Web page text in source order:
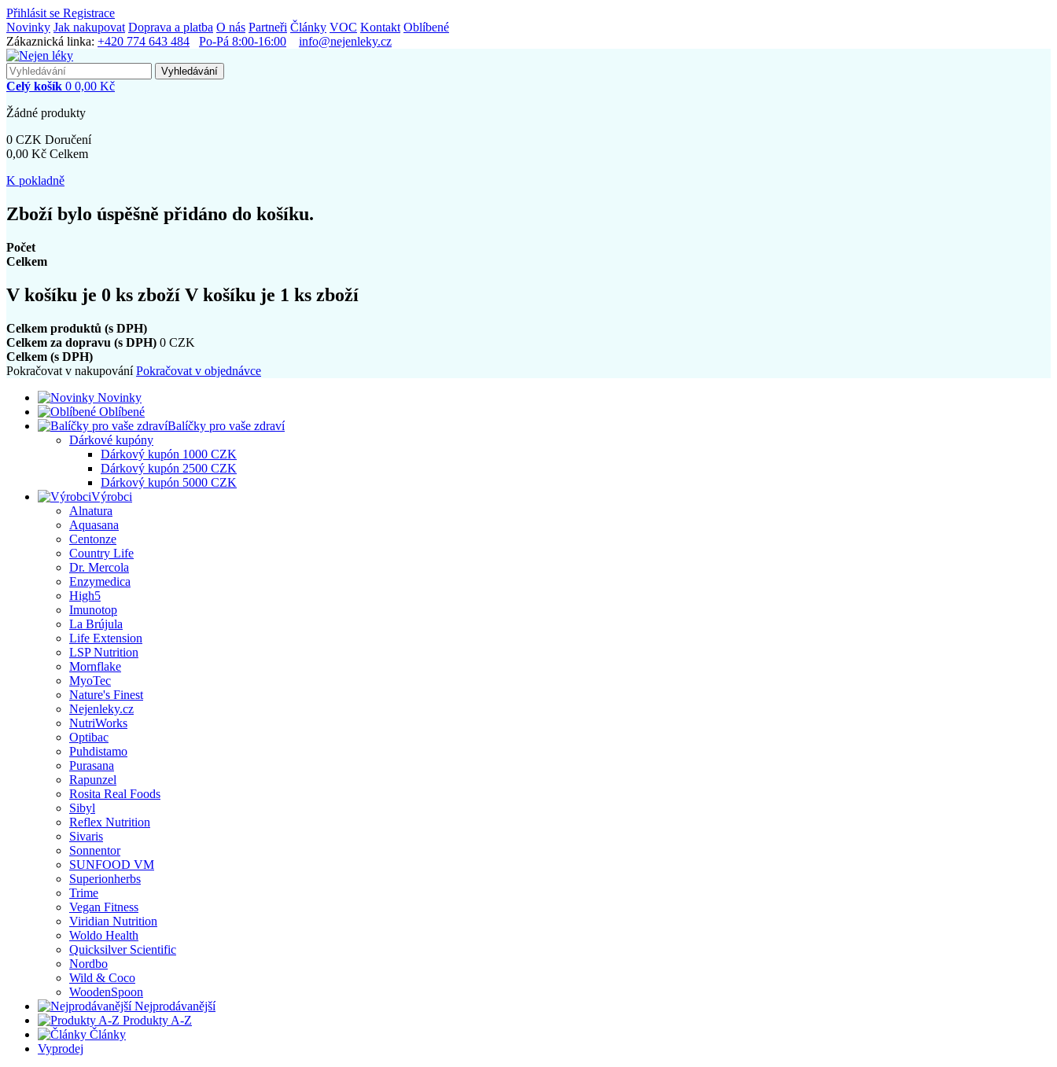
Přihlásit se Registrace
Novinky Jak nakupovat Doprava a platba O nás Partneři Články VOC Kontakt Oblíbené
Zákaznická linka: +420 774 643 484 Po-Pá 8:00-16:00 info@nejenleky.cz
Vyhledávání
Celý košík 0 0,00 Kč
Žádné produkty
0 CZK Doručení
0,00 Kč Celkem
K pokladně
Zboží bylo úspěšně přidáno do košíku.
Počet
Celkem
V košíku je 0 ks zboží V košíku je 1 ks zboží
Celkem produktů (s DPH)
Celkem za dopravu (s DPH) 0 CZK
Celkem (s DPH)
Pokračovat v nakupováníPokračovat v objednávce
Novinky
Oblíbené
Balíčky pro vaše zdraví
Dárkové kupóny
Dárkový kupón 1000 CZK
Dárkový kupón 2500 CZK
Dárkový kupón 5000 CZK
Výrobci
Alnatura
Aquasana
Centonze
Country Life
Dr. Mercola
Enzymedica
High5
Imunotop
La Brújula
Life Extension
LSP Nutrition
Mornflake
MyoTec
Nature's Finest
Nejenleky.cz
NutriWorks
Optibac
Puhdistamo
Purasana
Rapunzel
Rosita Real Foods
Sibyl
Reflex Nutrition
Sivaris
Sonnentor
SUNFOOD VM
Superionherbs
Trime
Vegan Fitness
Viridian Nutrition
Woldo Health
Quicksilver Scientific
Nordbo
Wild & Coco
WoodenSpoon
Nejprodávanější
Produkty A-Z
Články
Vyprodej